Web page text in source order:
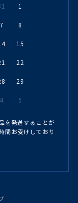
1
7 8
15
22
29
4 5
を発送することが
間お受けしており